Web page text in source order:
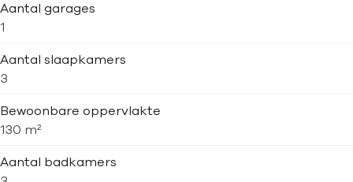
Aantal garages
1
Aantal slaapkamers
3
Bewoonbare oppervlakte
130 m²
Aantal badkamers